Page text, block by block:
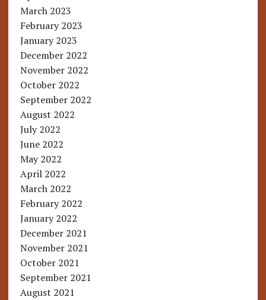
March 2023
February 2023
January 2023
December 2022
November 2022
October 2022
September 2022
August 2022
July 2022
June 2022
May 2022
April 2022
March 2022
February 2022
January 2022
December 2021
November 2021
October 2021
September 2021
August 2021